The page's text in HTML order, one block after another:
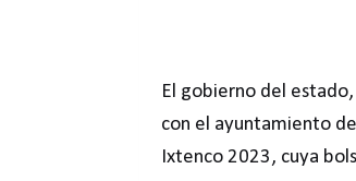
El gobierno del estado,
con el ayuntamiento
Ixtenco 2023, cuya